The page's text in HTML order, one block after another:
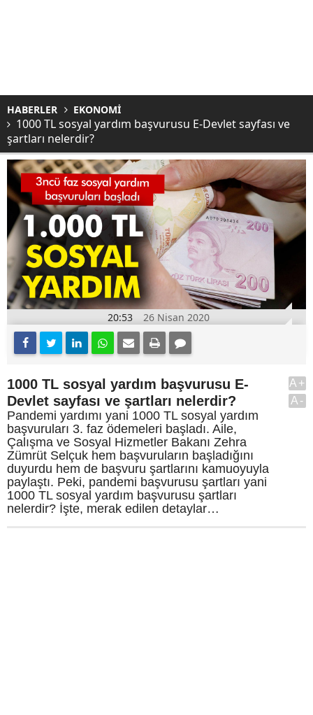
HABERLER EKONOMİ
1000 TL sosyal yardım başvurusu E-Devlet sayfası ve
şartları nelerdir?
20:53 26 Nisan 2020
1000 TL sosyal yardım başvurusu E-
Devlet sayfası ve şartları nelerdir?
Pandemi yardımı yani 1000 TL sosyal yardım
başvuruları 3. faz ödemeleri başladı. Aile,
Çalışma ve Sosyal Hizmetler Bakanı Zehra
Zümrüt Selçuk hem başvuruların başladığını
duyurdu hem de başvuru şartlarını kamuoyuyla
paylaştı. Peki, pandemi başvurusu şartları yani
1000 TL sosyal yardım başvurusu şartları
nelerdir? İşte, merak edilen detaylar…
A+
A-